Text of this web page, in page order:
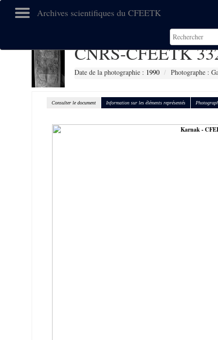
Archives scientifiques du CFEETK
CNRS-CFEETK
Date de la photographie : 1990 Photographe :
Consulter le document Information sur les éléments représentés